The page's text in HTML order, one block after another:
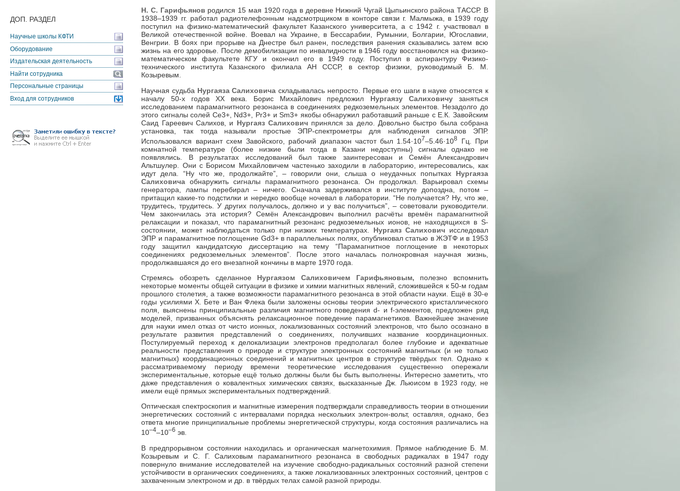
Н. С. Гарифьянов родился 15 мая 1920 года в деревне Нижний Чугай Цыпьинского района ТАССР. В
1938–1939 гг. работал радиотелефонным надсмотрщиком в конторе связи г. Малмыжа, в 1939 году
поступил на физико-мате­матический факультет Казанского университета, а с 1942 г. участвовал в
Великой отечественной войне. Воевал на Украине, в Бессарабии, Румынии, Болгарии, Югославии,
Венгрии. В боях при прорыве на Днестре был ранен, последствия ранения сказывались затем всю
жизнь на его здоровье. После демобилизации по инвалидности в 1946 году восстановился на физико-
математическом факультете КГУ и окончил его в 1949 году. Поступил в аспирантуру Физико-
технического института Казанского филиала АН СССР, в сектор физики, руководимый Б. М.
Козыревым.
Научная судьба Нургаяза Салиховича складывалась непросто. Первые его шаги в науке относятся к
началу 50-х годов XX века. Борис Михайлович предложил Нургаязу Салиховичузаняться
исследованием парамагнитного резонанса в соединениях редкоземельных элементов. Незадолго до
этого сигналы солей Се3+, Nd3+, Pr3+ и Sm3+ якобы обнаружил работавший раньше с Е.К. Завойским
Саид Гареевич Салихов, и Нургаяз Салиховичпринялся за дело. Довольно быстро была собрана
установка, так тогда называли простые ЭПР-спектрометры для наблюдения сигналов ЭПР.
Использовался вариант схем Завойского, рабочий диапазон частот был 1.54·107–5.46·108 Гц. При
комнатной температуре (более низкие были тогда в Казани недоступны) сигналы однако не
появлялись. В результатах исследований был также заинтересован и Семён Александрович
Альтшулер. Они с Борисом Михайловичем частенько заходили в лабораторию, интересовались, как
идут дела. “Ну что же, продолжайте”, – говорили они, слыша о неудачных попытках Нургаяза
Салиховича обнаружить сигналы парамагнитного резонанса. Он продолжал. Варьировал схемы
генератора, лампы перебирал – ничего. Сначала задерживался в институте допоздна, потом –
притащил какие-то подстилки и нередко вообще ночевал в лаборатории. “Не получается? Ну, что же,
трудитесь, трудитесь. У других получалось, должно и у вас получиться”, – советовали руководители.
Чем закончилась эта история? Семён Александрович выполнил расчёты времён парамагнитной
релаксации и показал, что парамагнитный резонанс редкоземельных ионов, не находящихся в S-
состоянии, может наблюдаться только при низких температурах. Нургаяз Салихович исследовал
ЭПР и парамагнитное поглощение Gd3+ в параллельных полях, опубликовал статью в ЖЭТФ и в 1953
году защитил кандидатскую диссертацию на тему “Парамагнитное поглощение в некоторых
соединениях редкоземельных элементов”. После этого началась полнокровная научная жизнь,
продолжавшаяся до его внезапной кончины в марте 1970 года.
Стремясь обозреть сделанное Нургаязом Салиховичем Гарифьяновым, полезно вспомнить
некоторые моменты общей ситуации в физике и химии магнитных явлений, сложившейся к 50-м годам
прошлого столетия, а также возможности парамагнитного резонанса в этой области науки. Ещё в 30-е
годы усилиями Х. Бете и Ван Флека были заложены основы теории электрического кристаллического
поля, выяснены принципиальные различия магнитного поведения d- и f-элементов, предложен ряд
моделей, призванных объяснять релаксационное поведение парамагнетиков. Важнейшее значение
для науки имел отказ от чисто ионных, локализованных состояний электронов, что было осознано в
результате развития представлений о соединениях, получивших название координационных.
Постулируемый переход к делокализации электронов предполагал более глубокие и адекватные
реальности представления о природе и структуре элект­ронных состояний магнитных (и не только
магнитных) координационных соединений и магнитных центров в структуре твёрдых тел. Однако к
рассматриваемому периоду времени теоретические исследования существенно опережали
экспериментальные, которые ещё только должны были бы быть выполнены. Интересно заметить, что
даже представления о ковалентных химических связях, высказанные Дж. Льюисом в 1923 году, не
имели ещё прямых экспериментальных подтверждений.
Оптическая спектроскопия и магнитные измерения подтверждали справедливость теории в отношении
энергетических состояний с интервалами порядка нескольких электрон-вольт, оставляя, однако, без
ответа многие принципиальные проблемы энергетической структуры, когда состояния различались на
10–4–10–6 эв.
В предпрорывном состоянии находилась и органичес­кая магнетохимия. Прямое наблюдение Б. М.
Козыревым и С. Г. Салиховым парамагнитного резонанса в свободных радикалах в 1947 году
повернуло внимание исследователей на изучение свободно-радикальных состояний разной степени
устойчивости в органических соединениях, а также локализованных электронных состояний, центров с
захваченным электроном и др. в твёрдых телах самой разной природы.
ДОП. РАЗДЕЛ
Научные школы КФТИ
Оборудование
Издательская деятельность
Найти сотрудника
Персональные страницы
Вход для сотрудников